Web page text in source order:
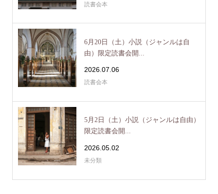
読書会本
6月20日（土）小説（ジャンルは自
由）限定読書会開...
2026.07.06
読書会本
5月2日（土）小説（ジャンルは自由）
限定読書会開...
2026.05.02
未分類